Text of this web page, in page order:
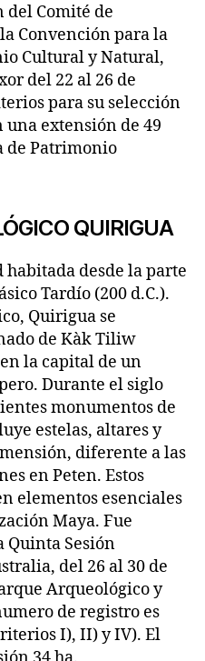
del Comité de
Convención para la
Cultural y Natural,
del 22 al 26 de
para su selección
extensión de 49
de Patrimonio
QUIRIGUA
desde la parte
Tardío (200 d.C.).
Quirigua se
de Kàk Tiliw
en la capital de un
Durante el siglo
monumentos de
estelas, altares y
diferente a las
en Peten. Estos
elementos esenciales
Maya. Fue
Quinta Sesión
del 26 al 30 de
Arqueológico y
de registro es
I), II) y IV). El